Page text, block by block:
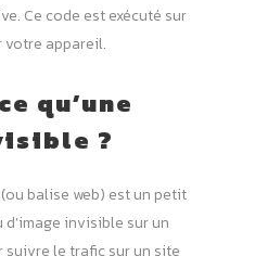
Ce code est exécuté sur
votre appareil.
qu’une
?
balise web) est un petit
invisible sur un
suivre le trafic sur un site